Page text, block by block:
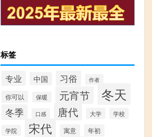
标签
专业 中国 习俗 作者
你可以 保暖 元宵节 冬天
冬季 口感 唐代 大学 学校
学院 宋代 寓意 年初